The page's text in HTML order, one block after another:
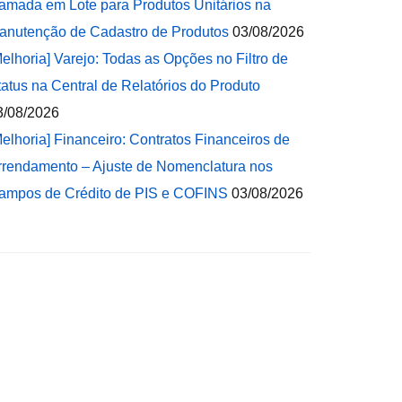
em Lote para Produtos Unitários na
de Cadastro de Produtos 03/08/2026
Varejo: Todas as Opções no Filtro de
na Central de Relatórios do Produto
08/2026
Financeiro: Contratos Financeiros de
– Ajuste de Nomenclatura nos
de Crédito de PIS e COFINS 03/08/2026